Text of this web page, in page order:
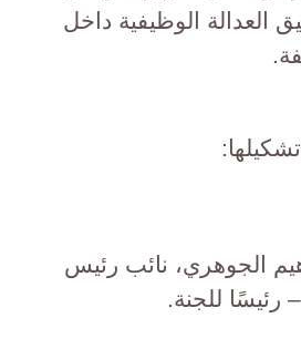
العدالة الوظيفية داخل
الجوهري، نائب رئيس
رئيسًا للجنة.